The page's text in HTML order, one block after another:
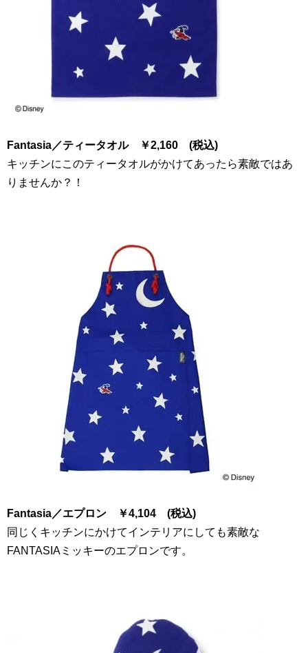
Fantasia／ティータオル ￥2,160 (税込)
キッチンにこのティータオルがかけてあったら素敵ではあ
りませんか？！
Fantasia／エプロン ￥4,104 (税込)
同じくキッチンにかけてインテリアにしても素敵な
FANTASIAミッキーのエプロンです。